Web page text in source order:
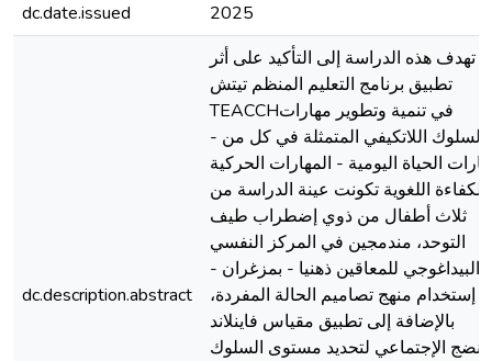
dc.date.issued
2025
dc.description.abstract
تهدف هذه الدراسة إلى التأكيد على أثر
تطبيق برنامج التعليم المنظم تيتش
TEACCHفي تنمية وتطوير مهارات
السلوك اللاتكيفي المتمثلة في كل من -
الحياة اليومية - المهارات الحركية
اللغوية تكونت عينة الدراسة من
ثلاث أطفال من ذوي إضطراب طيف
التوحد، مندمجين في المركز النفسي
البيداغوجي للمعاقين ذهنيا - بمزغران -
إستخدام منهج تصاميم الحالة المفردة،
بالإضافة إلى تطبيق مقياس فاينلاند
للنضج الإجتماعي لتحديد مستوى السلوك